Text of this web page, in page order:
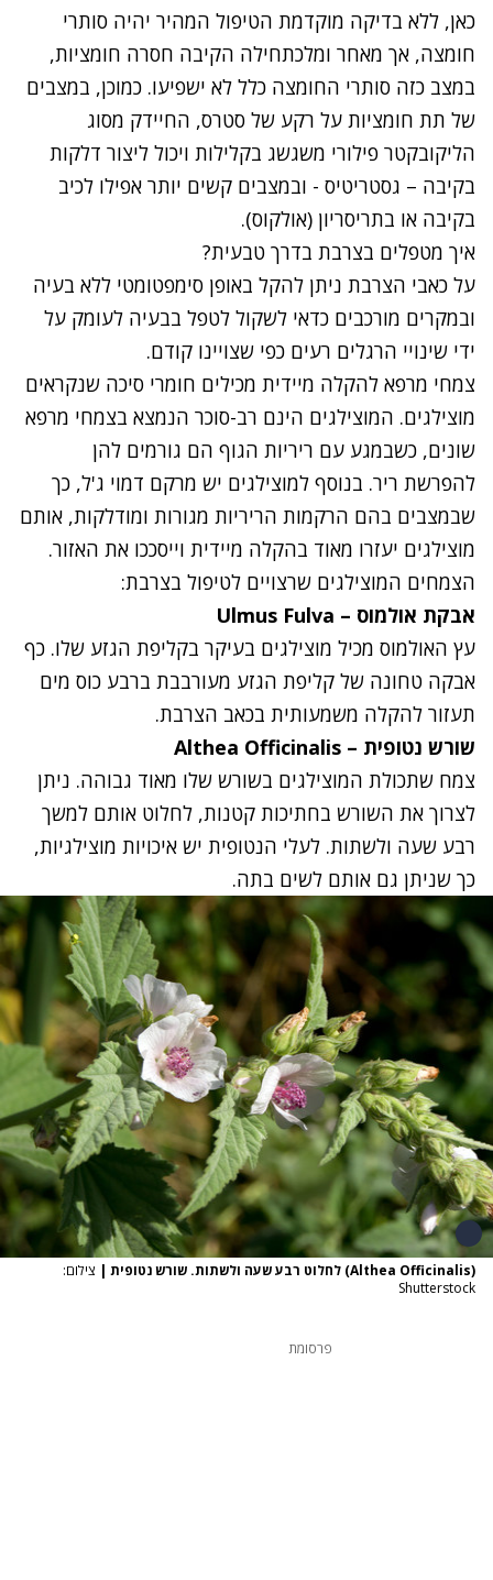
כאן, ללא בדיקה מוקדמת הטיפול המהיר יהיה סותרי
חומצה, אך מאחר ומלכתחילה הקיבה חסרה חומציות,
במצב כזה סותרי החומצה כלל לא ישפיעו. כמוכן, במצבים
של תת חומציות על רקע של סטרס, החיידק מסוג
הליקובקטר פילורי משגשג בקלילות ויכול ליצור דלקות
בקיבה – גסטריטיס - ובמצבים קשים יותר אפילו לכיב
בקיבה או בתריסריון (אולקוס).
איך מטפלים בצרבת בדרך טבעית?
על כאבי הצרבת ניתן להקל באופן סימפטומטי ללא בעיה
ובמקרים מורכבים כדאי לשקול לטפל בבעיה לעומק על
ידי שינויי הרגלים רעים כפי שצויינו קודם.
צמחי מרפא להקלה מיידית מכילים חומרי סיכה שנקראים
מוצילגים. המוצילגים הינם רב-סוכר הנמצא בצמחי מרפא
שונים, כשבמגע עם ריריות הגוף הם גורמים להן
להפרשת ריר. בנוסף למוצילגים יש מרקם דמוי ג'ל, כך
שבמצבים בהם הרקמות הריריות מגורות ומודלקות, אותם
מוצילגים יעזרו מאוד בהקלה מיידית וייסככו את האזור.
הצמחים המוצילגים שרצויים לטיפול בצרבת:
אבקת אולמוס – Ulmus Fulva
עץ האולמוס מכיל מוצילגים בעיקר בקליפת הגזע שלו. כף
אבקה טחונה של קליפת הגזע מעורבבת ברבע כוס מים
תעזור להקלה משמעותית בכאב הצרבת.
שורש נטופית – Althea Officinalis
צמח שתכולת המוצילגים בשורש שלו מאוד גבוהה. ניתן
לצרוך את השורש בחתיכות קטנות, לחלוט אותם למשך
רבע שעה ולשתות. לעלי הנטופית יש איכויות מוצילגיות,
כך שניתן גם אותם לשים בתה.
(Althea Officinalis) לחלוט רבע שעה ולשתות. שורש נטופית | צילום:
Shutterstock
פרסומת